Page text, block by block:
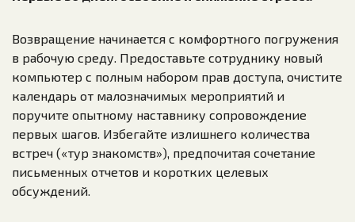
Возвращение начинается с комфортного погружения
в рабочую среду. Предоставьте сотруднику новый
компьютер с полным набором прав доступа, очистите
календарь от малозначимых мероприятий и
поручите опытному наставнику сопровождение
первых шагов. Избегайте излишнего количества
встреч («тур знакомств»), предпочитая сочетание
письменных отчетов и коротких целевых
обсуждений.